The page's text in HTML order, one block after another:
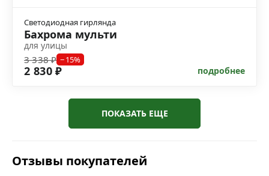
Светодиодная гирлянда
Бахрома мульти
для улицы
3 338 ₽ −15%
2 830 ₽ подробнее
ПОКАЗАТЬ ЕЩЕ
Отзывы покупателей